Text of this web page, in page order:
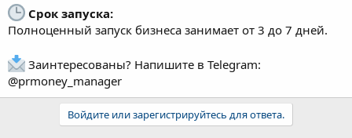
Срок запуска:
Полноценный запуск бизнеса занимает от 3 до 7 дней.
Заинтересованы? Напишите в Telegram:
@prmoney_manager
Войдите или зарегистрируйтесь для ответа.